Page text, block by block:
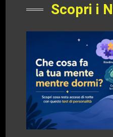
Scopri i